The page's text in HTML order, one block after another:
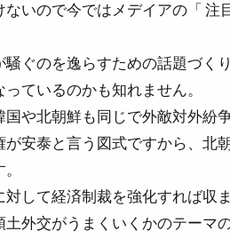
ないので今ではメデイアの「
ぐのを逸らすための話題づく
ているのかも知れません。
国や北朝鮮も同じで外敵対外紛
安泰と言う図式ですから、北
対して経済制裁を強化すれば収
土外交がうまくいくかのテーマ